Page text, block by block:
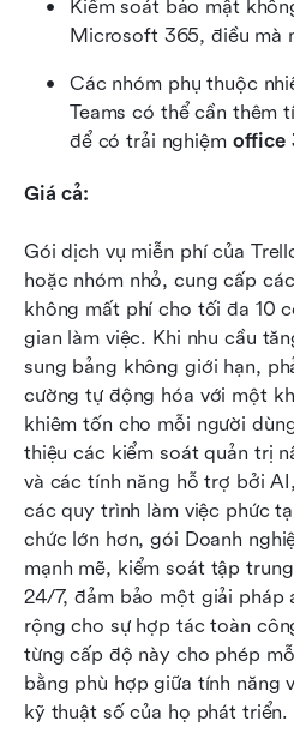
Kiểm soát bảo mật
Microsoft 365, điều mà
Các nhóm phụ thuộc
Teams có thể cần thêm
để có trải nghiệm office
Giá cả:
Gói dịch vụ miễn phí của
hoặc nhóm nhỏ, cung cấp
không mất phí cho tối đa 10
gian làm việc. Khi nhu cầu
sung bảng không giới hạn,
cường tự động hóa với một
khiêm tốn cho mỗi người
thiệu các kiểm soát quản trị
và các tính năng hỗ trợ bởi
các quy trình làm việc phức
chức lớn hơn, gói Doanh
mạnh mẽ, kiểm soát tập
24/7, đảm bảo một giải pháp
rộng cho sự hợp tác toàn
từng cấp độ này cho phép
bằng phù hợp giữa tính năng
kỹ thuật số của họ phát triển.